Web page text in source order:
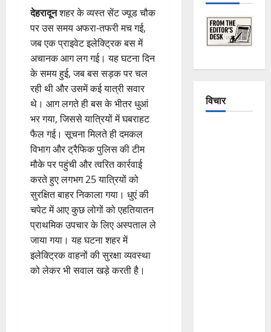
देहरादूनशहर के व्यस्त सेंट ज्यूड चौक
पर उस समय अफरा-तफरी मच गई,
जब एक प्राइवेट इलेक्ट्रिक बस में
अचानक आग लग गई। यह घटना दिन
के समय हुई, जब बस सड़क पर चल
रही थी और उसमें कई यात्री सवार
थे। आग लगते ही बस के भीतर धुआं
भर गया, जिससे यात्रियों में घबराहट
फैल गई। सूचना मिलते ही दमकल
विभाग और ट्रैफिक पुलिस की टीम
मौके पर पहुंची और त्वरित कार्रवाई
करते हुए लगभग 25 यात्रियों को
सुरक्षित बाहर निकाला गया। धुएं की
चपेट में आए कुछ लोगों को एहतियातन
प्राथमिक उपचार के लिए अस्पताल ले
जाया गया। यह घटना शहर में
इलेक्ट्रिक वाहनों की सुरक्षा व्यवस्था
को लेकर भी सवाल खड़े करती है।
विचार